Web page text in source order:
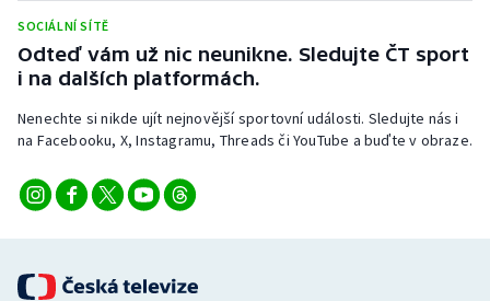
SOCIÁLNÍ SÍTĚ
Odteď vám už nic neunikne. Sledujte ČT sport
i na dalších platformách.
Nenechte si nikde ujít nejnovější sportovní události. Sledujte nás i
na Facebooku, X, Instagramu, Threads či YouTube a buďte v obraze.